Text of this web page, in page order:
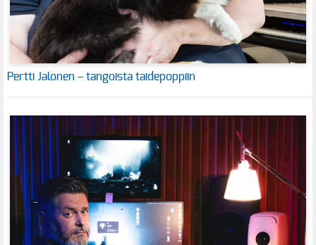
Pertti Jalonen – tangoista taidepoppiin